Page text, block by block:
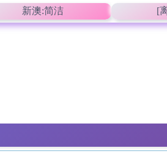
新澳:简洁 [